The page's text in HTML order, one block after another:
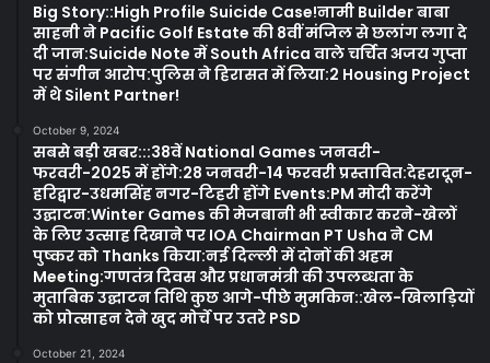
Big Story::High Profile Suicide Case!नामी Builder बाबा
साहनी ने Pacific Golf Estate की 8वीं मंजिल से छलांग लगा दे
दी जान:Suicide Note में South Africa वाले चर्चित अजय गुप्ता
पर संगीन आरोप:पुलिस ने हिरासत में लिया:2 Housing Project
में थे Silent Partner!
October 9, 2024
सबसे बड़ी खबर:::38वें National Games जनवरी-
फरवरी-2025 में होंगे:28 जनवरी-14 फरवरी प्रस्तावित:देहरादून-
हरिद्वार-उधमसिंह नगर-टिहरी होंगे Events:PM मोदी करेंगे
उद्घाटन:Winter Games की मेजबानी भी स्वीकार करने-खेलों
के लिए उत्साह दिखाने पर IOA Chairman PT Usha ने CM
पुष्कर को Thanks किया:नई दिल्ली में दोनों की अहम
Meeting:गणतंत्र दिवस और प्रधानमंत्री की उपलब्धता के
मुताबिक उद्घाटन तिथि कुछ आगे-पीछे मुमकिन::खेल-खिलाड़ियों
को प्रोत्साहन देने खुद मोर्चे पर उतरे PSD
October 21, 2024